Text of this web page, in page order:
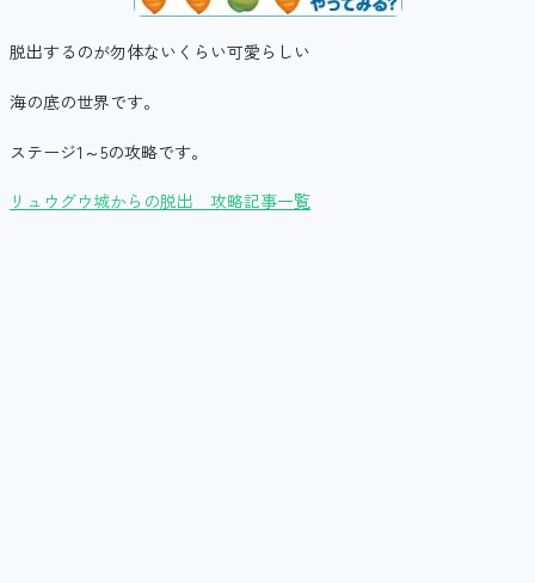
脱出するのが勿体ないくらい可愛らしい
海の底の世界です。
ステージ1～5の攻略です。
リュウグウ城からの脱出 攻略記事一覧